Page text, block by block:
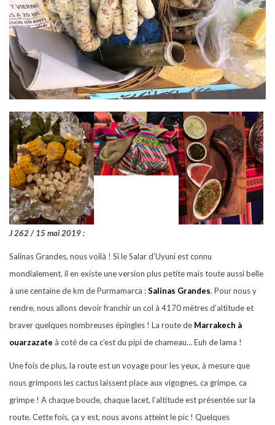
J 262 / 15 mai 2019 :
Salinas Grandes, nous voilà ! Si le Salar d’Uyuni est connu
mondialement, il en existe une version plus petite mais toute aussi belle
à une centaine de km de Purmamarca :Salinas Grandes. Pour nous y
rendre, nous allons devoir franchir un col à 4170 mètres d’altitude et
braver quelques nombreuses épingles ! La route de Marrakech à
ouarzazate à coté de ca c’est du pipi de chameau… Euh de lama !
Une fois de plus, la route est un voyage pour les yeux, à mesure que
nous grimpons les cactus laissent place aux vigognes, ca grimpe, ca
grimpe ! A chaque boucle, chaque lacet, l’altitude est présentée sur la
route. Cette fois, ça y est, nous avons atteint le pic ! Quelques